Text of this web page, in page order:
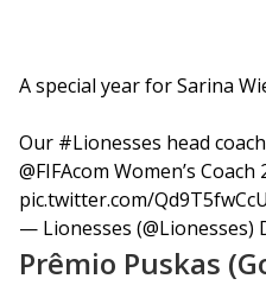
A special year for Sarina
Our #Lionesses head
@FIFAcom Women’s Coach
pic.twitter.com/Qd9T5fwCcU
— Lionesses (@Lionesses)
Prêmio Puskas